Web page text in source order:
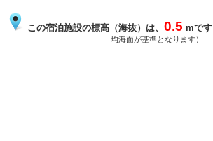
この宿泊施設の標高（海抜）は、 0.5 mです
均海面が基準となります）